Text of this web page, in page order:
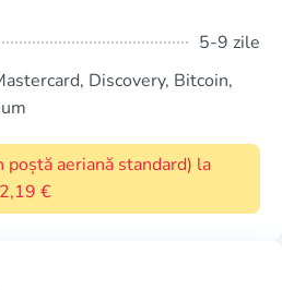
5-9 zile
Discovery, Bitcoin,
aeriană standard) la
€